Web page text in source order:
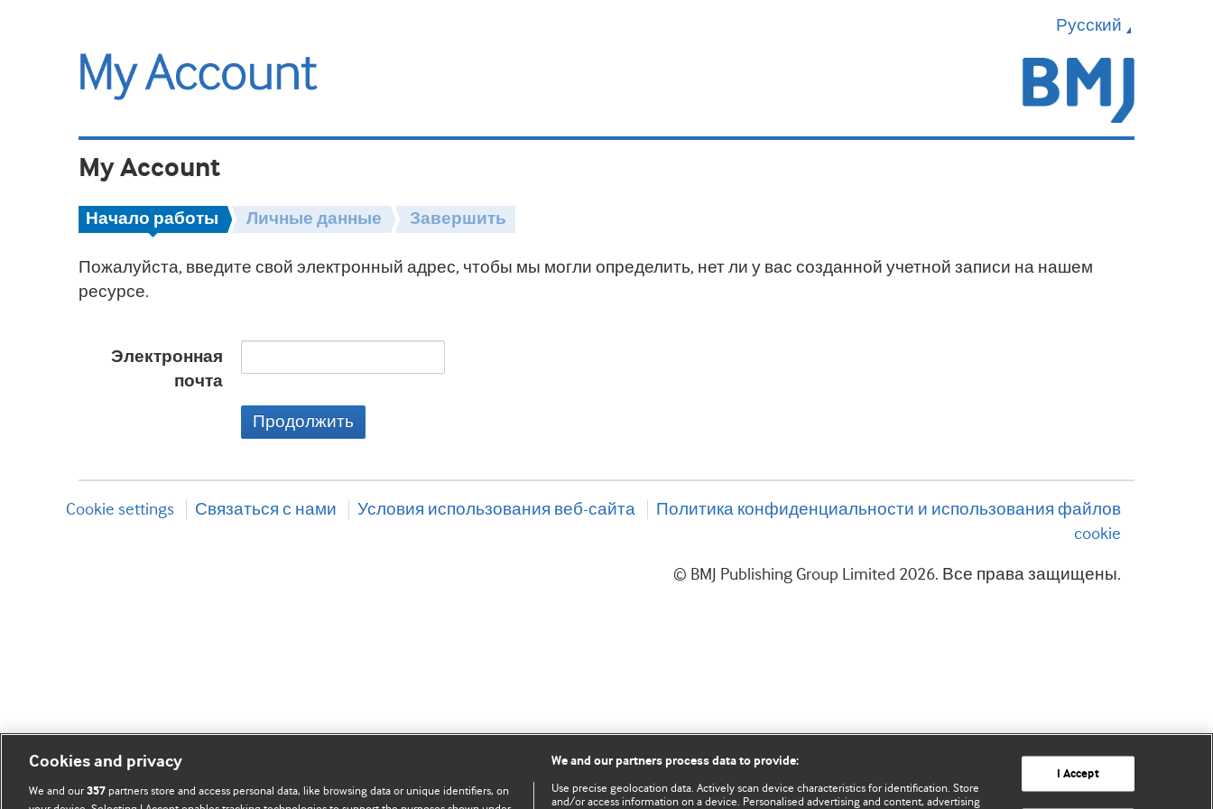
Русский
My Account
Начало работы Личные данные Завершить
Пожалуйста, введите свой электронный адрес, чтобы мы могли определить, нет ли у вас созданной учетной записи на нашем
ресурсе.
Электронная
почта
Продолжить
Cookie settings Связаться с нами Условия использования веб-сайта
Политика конфиденциальности и использования файлов
cookie
© BMJ Publishing Group Limited 2026. Все права защищены.
Cookies and privacy
We and our357 partners store and access personal data, like browsing data or unique identifiers, on
We and our partners process data to provide:
Use precise geolocation data. Actively scan device characteristics for identification. Store
and/or access information on a device. Personalised advertising and content, advertising
I Accept